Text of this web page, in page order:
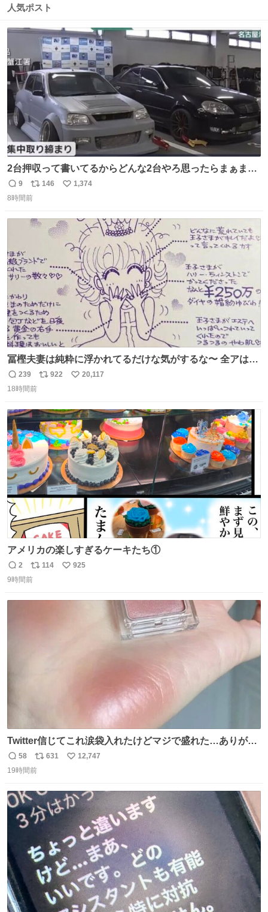
数
ス
数
人気ポスト
2台押収って書いてるからどんな2台やろ思ったらまぁまぁ
へんてこな1台押収してて笑い止まらん
返
信
9
リ
ポ
ト
146
い
数
1,374
8時間前
冨樫夫妻は純粋に浮かれてるだけな気がするな〜 全アはこ
こに自分の市場価値的なものを上乗せするので、 すっぴん
＆寝起きのボサボサ頭でも「今日も可愛いね」が止まらな
156cm40kg、年中日焼け止めとお友達の私より綺麗な手や
めてもろて とか言う
返
信
239
リ
ト
数
922
い
数
20,117
18時間前
アメリカの楽しすぎるケーキたち①
返
信
2
リ
ポ
114
い
925
9時間前
Twitter信じてこれ涙袋入れたけどマジで盛れた…ありがと
う…
返
信
58
リ
ポ
ト
数
631
い
数
12,747
19時間前